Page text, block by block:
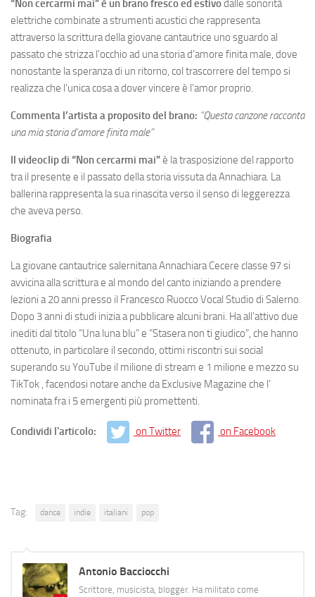
“Non cercarmi mai” è un brano fresco ed estivodalle sonorità
elettriche combinate a strumenti acustici che rappresenta
attraverso la scrittura della giovane cantautrice uno sguardo al
passato che strizza l’occhio ad una storia d’amore finita male, dove
nonostante la speranza di un ritorno, col trascorrere del tempo si
realizza che l’unica cosa a dover vincere è l’amor proprio.
Commenta l’artista a proposito del brano: “Questa canzone racconta
una mia storia d’amore finita male”
Il videoclip di “Non cercarmi mai”è la trasposizione del rapporto
tra il presente e il passato della storia vissuta da Annachiara. La
ballerina rappresenta la sua rinascita verso il senso di leggerezza
che aveva perso.
Biografia
La giovane cantautrice salernitana Annachiara Cecere classe 97 si
avvicina alla scrittura e al mondo del canto iniziando a prendere
lezioni a 20 anni presso il Francesco Ruocco Vocal Studio di Salerno.
Dopo 3 anni di studi inizia a pubblicare alcuni brani. Ha all’attivo due
inediti dal titolo “Una luna blu” e “Stasera non ti giudico”, che hanno
ottenuto, in particolare il secondo, ottimi riscontri sui social
superando su YouTube il milione di stream e 1 milione e mezzo su
TikTok , facendosi notare anche da Exclusive Magazine che l’
nominata fra i 5 emergenti più promettenti.
Condividi l'articolo: on Twitter on Facebook
Tag: dance indie italiani pop
Antonio Bacciocchi
Scrittore, musicista, blogger. Ha militato come